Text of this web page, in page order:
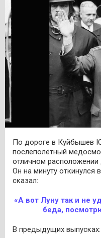
По дороге в Куйбышев
послеполётный
отличном расположении
Он на минуту откинулся
сказал:
«А вот Луну так и не
беда,
В предыдущих выпусках: